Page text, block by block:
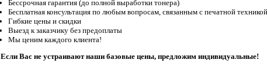
Бессрочная гарантия (до полной выработки тонера)
Бесплатная консультация по любым вопросам, связанным с печатной техникой
Гибкие цены и скидки
Выезд к заказчику без предоплаты
Мы ценим каждого клиента!
Если Вас не устраивают наши базовые цены, предложим индивидуальные!